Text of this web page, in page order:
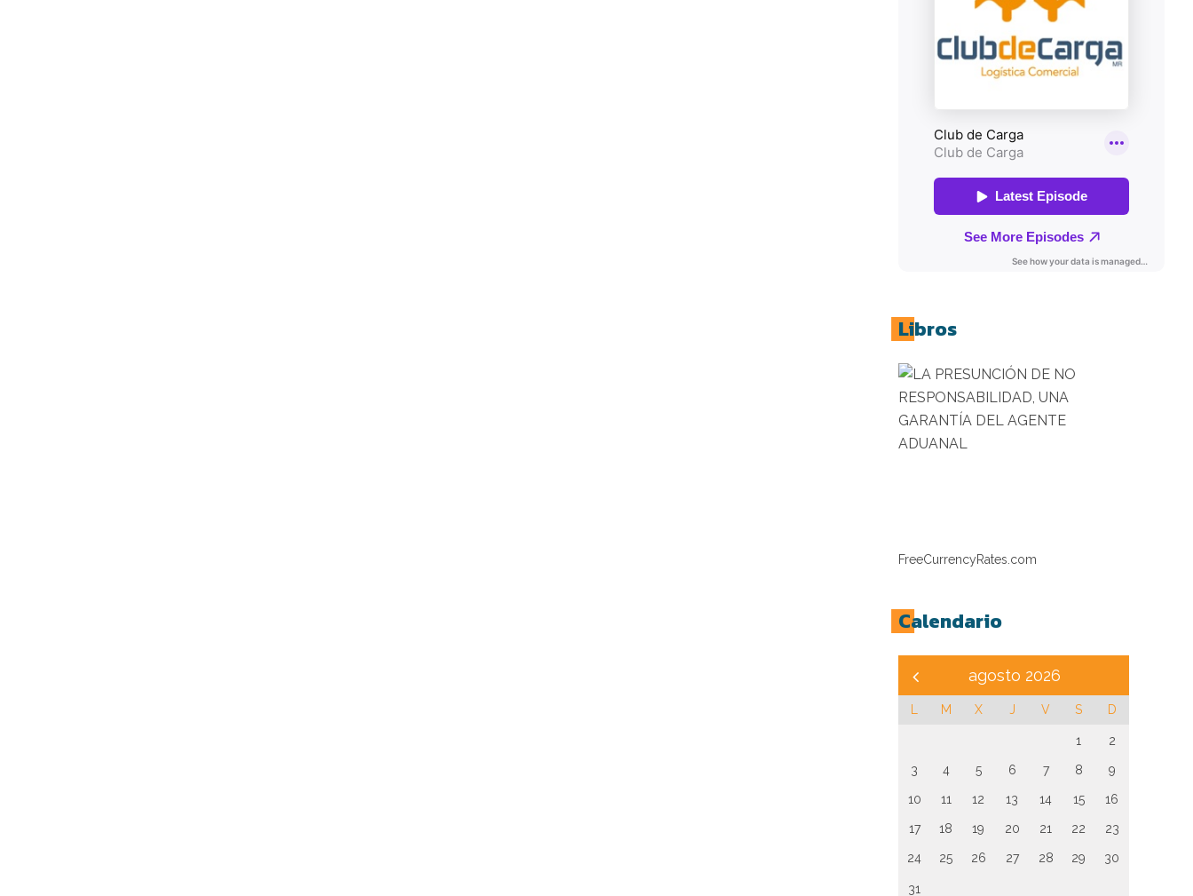
Libros
FreeCurrencyRates.com
Calendario
agosto 2026
M X J V S D
1 2
3 4 5 6 7 8 9
10 11 12 13 14 15 16
17 18 19 20 21 22 23
24 25 26 27 28 29 30
31